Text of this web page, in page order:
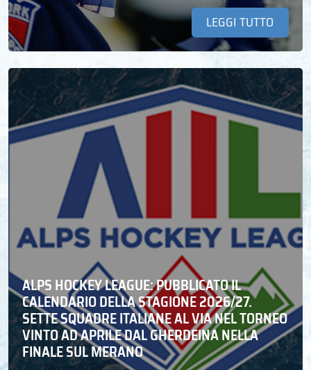
LEGGI TUTTO
ALPS HOCKEY LEAGUE: PUBBLICATO IL
CALENDARIO DELLA STAGIONE 2026/27.
SETTE SQUADRE ITALIANE AL VIA NEL TORNEO
VINTO AD APRILE DAL GHERDEINA NELLA
FINALE SUL MERANO